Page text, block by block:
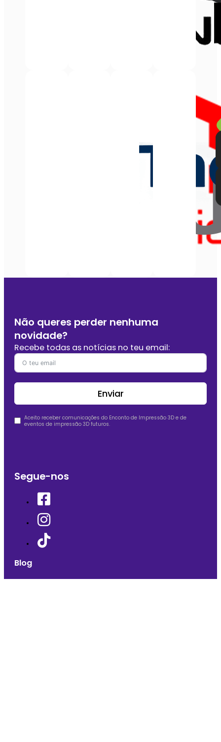
Não queres perder nenhuma
novidade?
Recebe todas as notícias no teu email:
Enviar
Aceito receber comunicações do Enconto de Impressão 3D e de
eventos de impressão 3D futuros.
Segue-nos
Blog